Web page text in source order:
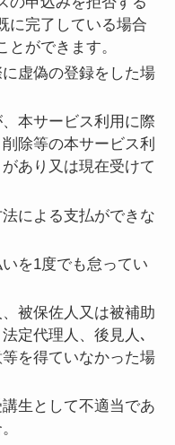
に完了している場合
ができます。
虚偽の登録をした場
本サービス利用に際
除等の本サービス利
あり又は現在受けて
による支払ができな
を1度でも怠ってい
被保佐人又は被補助
定代理人、後見人､
を得ていなかった場
生として不適当であ